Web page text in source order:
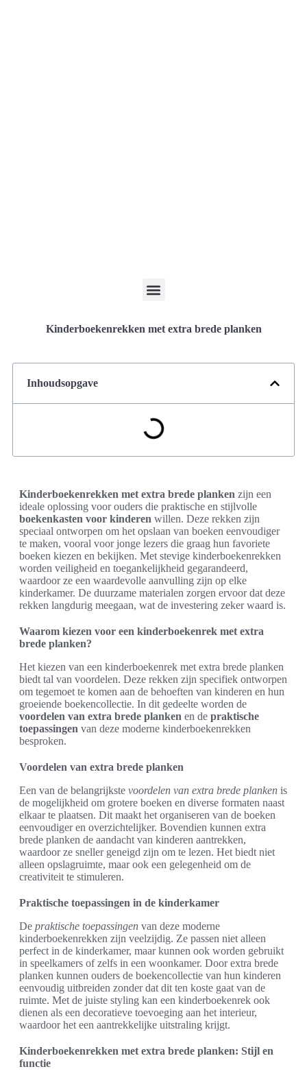
Kinderboekenrekken met extra brede planken
Inhoudsopgave
Kinderboekenrekken met extra brede planken zijn een
ideale oplossing voor ouders die praktische en stijlvolle
boekenkasten voor kinderen willen. Deze rekken zijn
speciaal ontworpen om het opslaan van boeken eenvoudiger
te maken, vooral voor jonge lezers die graag hun favoriete
boeken kiezen en bekijken. Met stevige kinderboekenrekken
worden veiligheid en toegankelijkheid gegarandeerd,
waardoor ze een waardevolle aanvulling zijn op elke
kinderkamer. De duurzame materialen zorgen ervoor dat deze
rekken langdurig meegaan, wat de investering zeker waard is.
Waarom kiezen voor een kinderboekenrek met extra
brede planken?
Het kiezen van een kinderboekenrek met extra brede planken
biedt tal van voordelen. Deze rekken zijn specifiek ontworpen
om tegemoet te komen aan de behoeften van kinderen en hun
groeiende boekencollectie. In dit gedeelte worden de
voordelen van extra brede planken en de praktische
toepassingen van deze moderne kinderboekenrekken
besproken.
Voordelen van extra brede planken
Een van de belangrijkste voordelen van extra brede planken is
de mogelijkheid om grotere boeken en diverse formaten naast
elkaar te plaatsen. Dit maakt het organiseren van de boeken
eenvoudiger en overzichtelijker. Bovendien kunnen extra
brede planken de aandacht van kinderen aantrekken,
waardoor ze sneller geneigd zijn om te lezen. Het biedt niet
alleen opslagruimte, maar ook een gelegenheid om de
creativiteit te stimuleren.
Praktische toepassingen in de kinderkamer
De praktische toepassingen van deze moderne
kinderboekenrekken zijn veelzijdig. Ze passen niet alleen
perfect in de kinderkamer, maar kunnen ook worden gebruikt
in speelkamers of zelfs in een woonkamer. Door extra brede
planken kunnen ouders de boekencollectie van hun kinderen
eenvoudig uitbreiden zonder dat dit ten koste gaat van de
ruimte. Met de juiste styling kan een kinderboekenrek ook
dienen als een decoratieve toevoeging aan het interieur,
waardoor het een aantrekkelijke uitstraling krijgt.
Kinderboekenrekken met extra brede planken: Stijl en
functie